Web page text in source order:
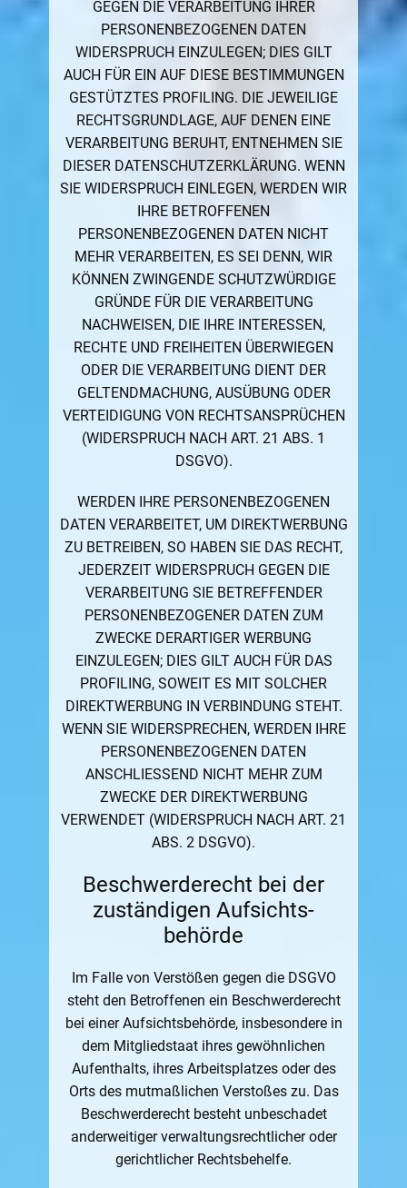
GEGEN DIE VERARBEITUNG IHRER
PERSONENBEZOGENEN DATEN
WIDERSPRUCH EINZULEGEN; DIES GILT
AUCH FÜR EIN AUF DIESE BESTIMMUNGEN
GESTÜTZTES PROFILING. DIE JEWEILIGE
RECHTSGRUNDLAGE, AUF DENEN EINE
VERARBEITUNG BERUHT, ENTNEHMEN SIE
DIESER DATENSCHUTZERKLÄRUNG. WENN
SIE WIDERSPRUCH EINLEGEN, WERDEN WIR
IHRE BETROFFENEN
PERSONENBEZOGENEN DATEN NICHT
MEHR VERARBEITEN, ES SEI DENN, WIR
KÖNNEN ZWINGENDE SCHUTZWÜRDIGE
GRÜNDE FÜR DIE VERARBEITUNG
NACHWEISEN, DIE IHRE INTERESSEN,
RECHTE UND FREIHEITEN ÜBERWIEGEN
ODER DIE VERARBEITUNG DIENT DER
GELTENDMACHUNG, AUSÜBUNG ODER
VERTEIDIGUNG VON RECHTSANSPRÜCHEN
(WIDERSPRUCH NACH ART. 21 ABS. 1
DSGVO).
WERDEN IHRE PERSONENBEZOGENEN
DATEN VERARBEITET, UM DIREKTWERBUNG
ZU BETREIBEN, SO HABEN SIE DAS RECHT,
JEDERZEIT WIDERSPRUCH GEGEN DIE
VERARBEITUNG SIE BETREFFENDER
PERSONENBEZOGENER DATEN ZUM
ZWECKE DERARTIGER WERBUNG
EINZULEGEN; DIES GILT AUCH FÜR DAS
PROFILING, SOWEIT ES MIT SOLCHER
DIREKTWERBUNG IN VERBINDUNG STEHT.
WENN SIE WIDERSPRECHEN, WERDEN IHRE
PERSONENBEZOGENEN DATEN
ANSCHLIESSEND NICHT MEHR ZUM
ZWECKE DER DIREKTWERBUNG
VERWENDET (WIDERSPRUCH NACH ART. 21
ABS. 2 DSGVO).
Beschwerde­recht bei der
zuständigen Aufsichts­
behörde
Im Falle von Verstößen gegen die DSGVO
steht den Betroffenen ein Beschwerderecht
bei einer Aufsichtsbehörde, insbesondere in
dem Mitgliedstaat ihres gewöhnlichen
Aufenthalts, ihres Arbeitsplatzes oder des
Orts des mutmaßlichen Verstoßes zu. Das
Beschwerderecht besteht unbeschadet
anderweitiger verwaltungsrechtlicher oder
gerichtlicher Rechtsbehelfe.